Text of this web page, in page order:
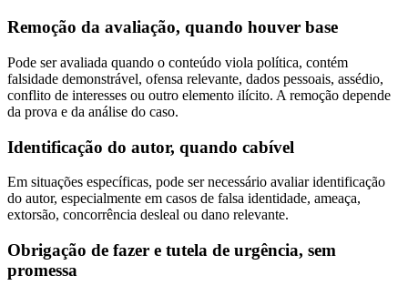
Remoção da avaliação, quando houver base
Pode ser avaliada quando o conteúdo viola política, contém
falsidade demonstrável, ofensa relevante, dados pessoais, assédio,
conflito de interesses ou outro elemento ilícito. A remoção depende
da prova e da análise do caso.
Identificação do autor, quando cabível
Em situações específicas, pode ser necessário avaliar identificação
do autor, especialmente em casos de falsa identidade, ameaça,
extorsão, concorrência desleal ou dano relevante.
Obrigação de fazer e tutela de urgência, sem
promessa